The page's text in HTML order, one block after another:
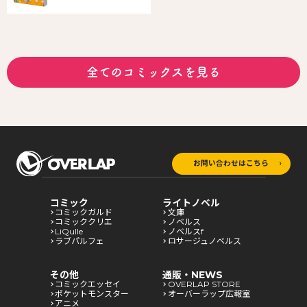
全てのコミックスを見る
お問い合わせはこちら
コミック
コミックガルド
コミッククリエ
LiQulle
ラブパルフェ
ライトノベル
文庫
ノベルス
ノベルスf
ロサージュノベルス
その他
コミックエッセイ
ポケットモンスター
アニメ
通販・NEWS
OVERLAP STORE
オーバーラップ広報室